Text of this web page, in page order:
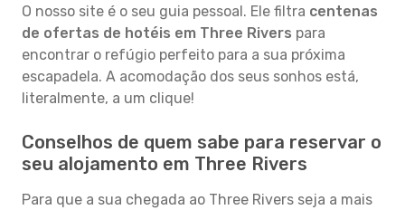
O nosso site é o seu guia pessoal. Ele filtra centenas
de ofertas de hotéis em Three Rivers para
encontrar o refúgio perfeito para a sua próxima
escapadela. A acomodação dos seus sonhos está,
literalmente, a um clique!
Conselhos de quem sabe para reservar o
seu alojamento em Three Rivers
Para que a sua chegada ao Three Rivers seja a mais